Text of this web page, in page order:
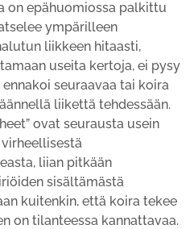
on epähuomiossa palkittu
ympärilleen
liikkeen hitaasti,
useita kertoja, ei pysy
seuraavaa tai koira
liikettä tehdessään.
ovat seurausta usein
liian pitkään
sisältämästä
kuitenkin, että koira tekee
on tilanteessa kannattavaa.